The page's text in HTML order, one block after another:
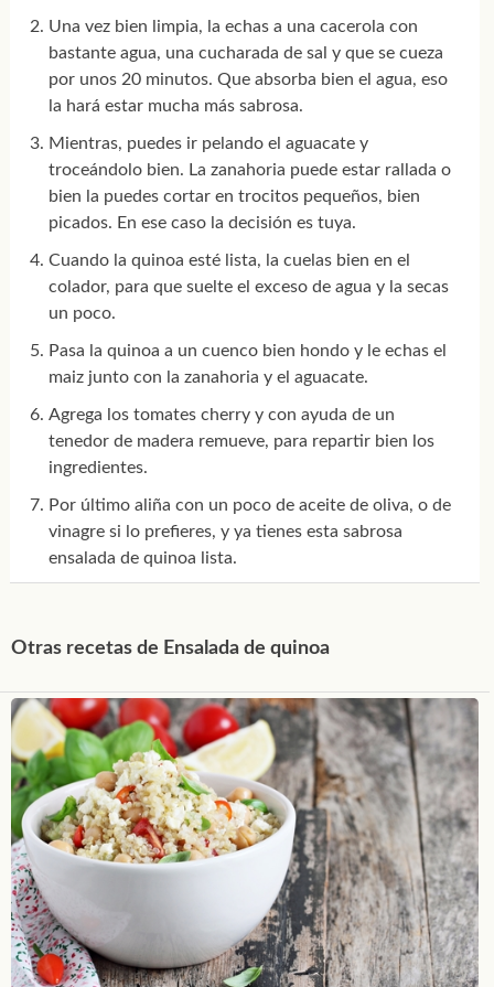
Una vez bien limpia, la echas a una cacerola con
bastante agua, una cucharada de sal y que se cueza
por unos 20 minutos. Que absorba bien el agua, eso
la hará estar mucha más sabrosa.
Mientras, puedes ir pelando el aguacate y
troceándolo bien. La zanahoria puede estar rallada o
bien la puedes cortar en trocitos pequeños, bien
picados. En ese caso la decisión es tuya.
Cuando la quinoa esté lista, la cuelas bien en el
colador, para que suelte el exceso de agua y la secas
un poco.
Pasa la quinoa a un cuenco bien hondo y le echas el
maiz junto con la zanahoria y el aguacate.
Agrega los tomates cherry y con ayuda de un
tenedor de madera remueve, para repartir bien los
ingredientes.
Por último aliña con un poco de aceite de oliva, o de
vinagre si lo prefieres, y ya tienes esta sabrosa
ensalada de quinoa lista.
Otras recetas de Ensalada de quinoa